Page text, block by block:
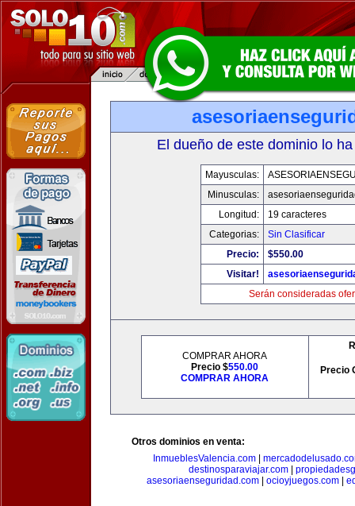
El dueño de este dominio lo
Mayusculas:
Minusculas:
Longitud:
19 caracteres
Categorias:
Sin Clasificar
Precio:
$550.00
Visitar!
Serán consideradas
COMPRAR AHORA
Precio $550.00
COMPRAR AHORA
Precio
Otros dominios en venta:
InmueblesValencia.com|
destinosparaviajar.com
asesoriaenseguridad.com
ocioyjuegos.com